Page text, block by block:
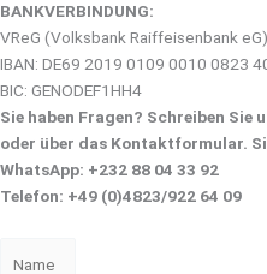
BANKVERBINDUNG:
VReG (Volksbank Raiffeisenbank eG)
IBAN: DE69 2019 0109 0010 0823
BIC: GENODEF1HH4
Sie haben Fragen? Schreiben Sie
oder über das Kontaktformular.
WhatsApp: +232 88 04 33 92
Telefon: +49 (0)4823/922 64 09